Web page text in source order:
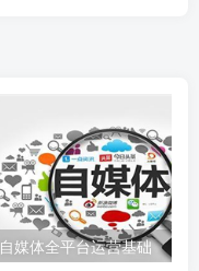
自媒体全平台运营基础